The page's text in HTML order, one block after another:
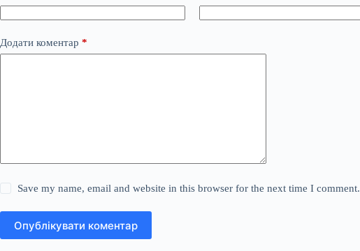
Додати коментар *
Save my name, email and website in this browser for the next time I comment.
Опублікувати коментар